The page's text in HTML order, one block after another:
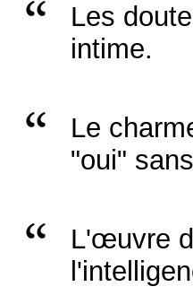
Les
intime.
Le
"oui"
L'œuvre